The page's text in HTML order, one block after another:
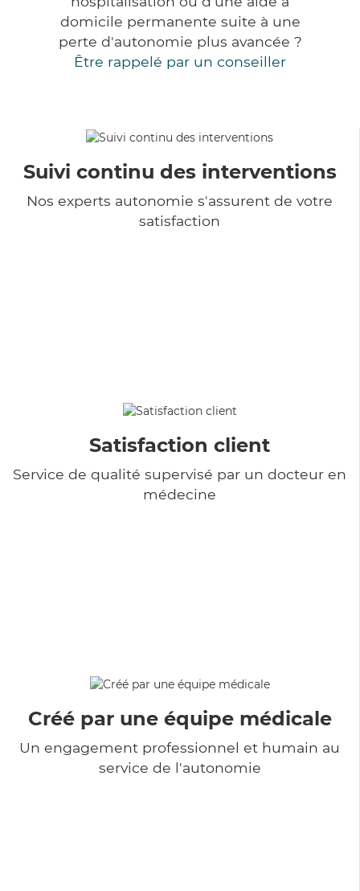
domicile permanente suite à une
perte d'autonomie plus avancée ?
Être rappelé par un conseiller
Suivi continu des interventions
Nos experts autonomie s'assurent de votre
satisfaction
Satisfaction client
Service de qualité supervisé par un docteur en
médecine
Créé par une équipe médicale
Un engagement professionnel et humain au
service de l'autonomie